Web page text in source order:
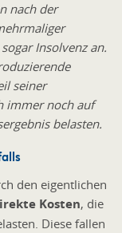
nach der
Insolvenz an.
seiner
immer noch auf
belasten.
den eigentlichen
Kosten, die
Diese fallen